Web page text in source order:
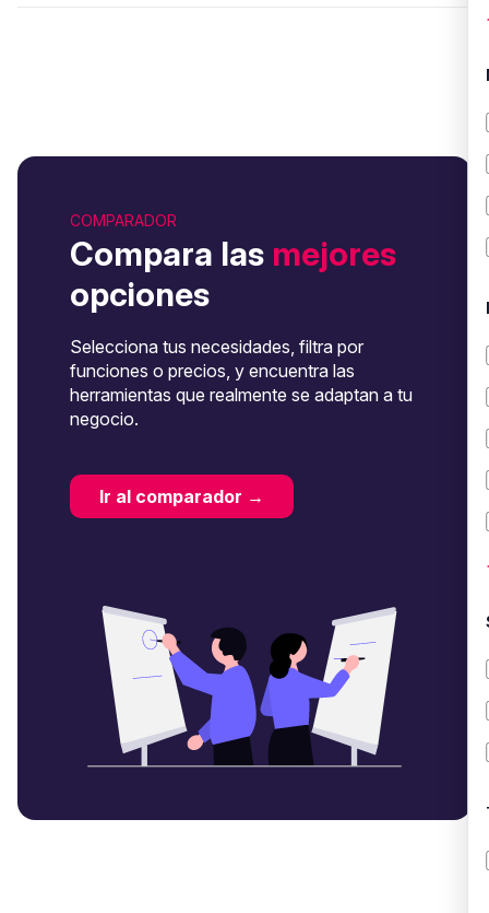
COMPARADOR
Compara las mejores
opciones
Selecciona tus necesidades, filtra por
funciones o precios, y encuentra las
herramientas que realmente se adaptan a tu
negocio.
Ir al comparador →